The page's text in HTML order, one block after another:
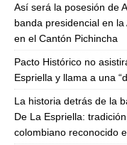
Así será la posesión de
banda presidencial en
en el Cantón Pichincha
Pacto Histórico no
Espriella y llama a una
La historia detrás de la
De La Espriella:
colombiano reconocido